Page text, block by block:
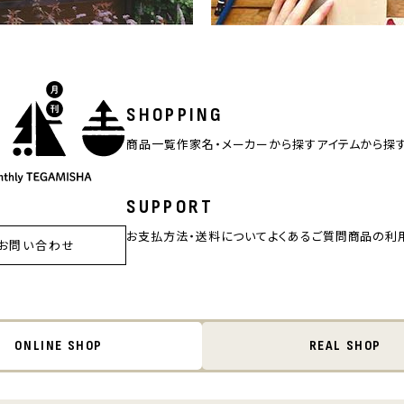
SHOPPING
商品一覧作家名・メーカーから探すアイテムから探
SUPPORT
お支払方法・送料についてよくあるご質問商品の利
問い合わせ
ONLINE SHOP REAL SHOP